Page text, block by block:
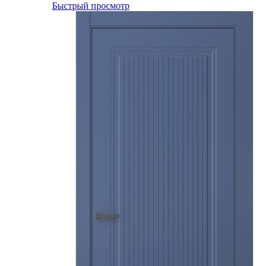
Быстрый просмотр